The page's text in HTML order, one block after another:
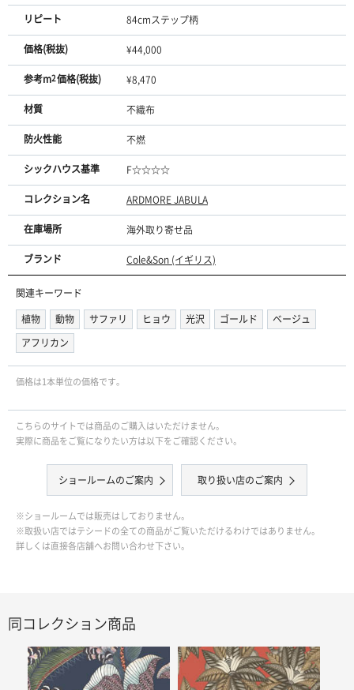
リピート 84cmステップ柄
価格(税抜) ¥44,000
参考m2価格(税抜) ¥8,470
材質 不織布
防火性能 不燃
シックハウス基準 F☆☆☆☆
コレクション名 ARDMORE JABULA
在庫場所 海外取り寄せ品
ブランド Cole&Son (イギリス)
関連キーワード
植物
動物 サファリ ヒョウ 光沢 ゴールド
ベージュ
アフリカン
価格は1本単位の価格です｡
こちらのサイトでは商品のご購入はいただけません。
実際に商品をご覧になりたい方は以下をご確認ください。
ショールームのご案内 取り扱い店のご案内
※ショールームでは販売はしておりません。
※取扱い店ではテシードの全ての商品がご覧いただけるわけではありません。
詳しくは直接各店舗へお問い合わせ下さい。
同コレクション商品